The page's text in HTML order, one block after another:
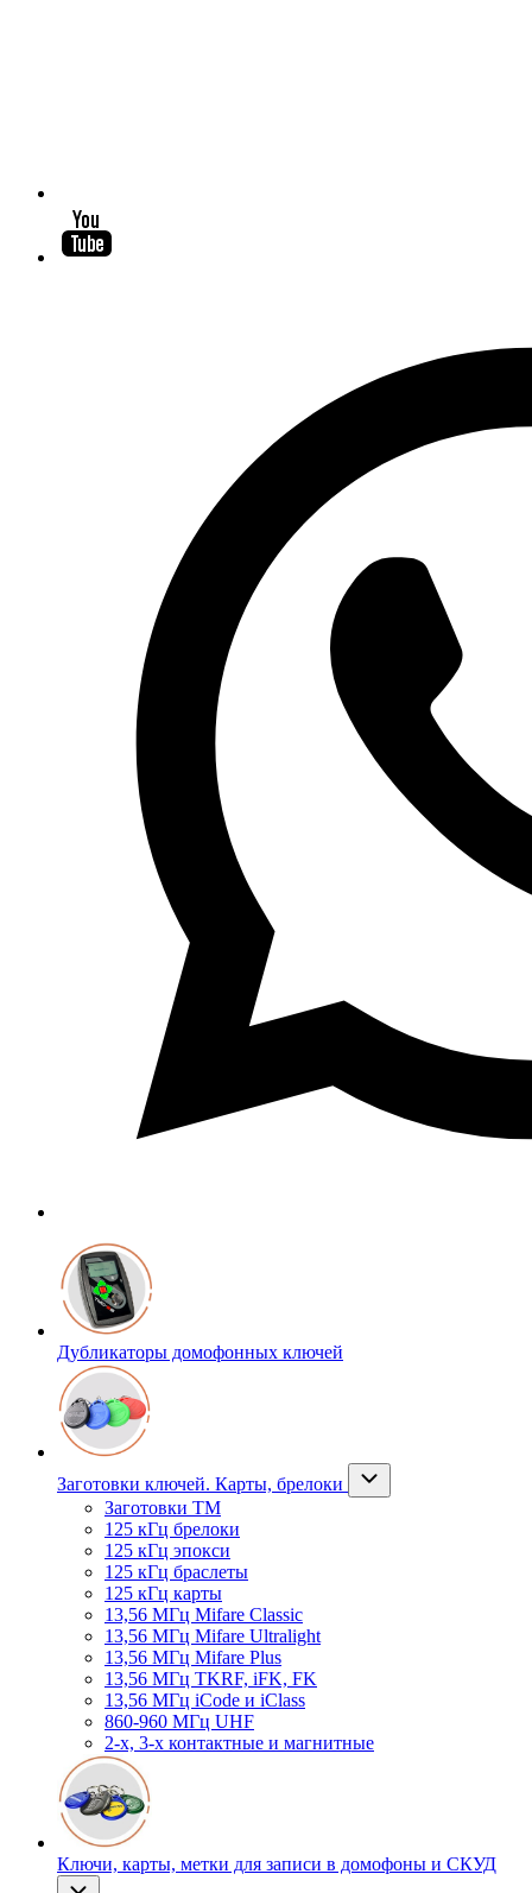
Дубликаторы домофонных ключей
Заготовки ключей. Карты, брелоки
Заготовки ТМ
125 кГц брелоки
125 кГц эпокси
125 кГц браслеты
125 кГц карты
13,56 МГц Mifare Classic
13,56 МГц Mifare Ultralight
13,56 МГц Mifare Plus
13,56 МГц TKRF, iFK, FK
13,56 МГц iCode и iClass
860-960 МГц UHF
2-х, 3-х контактные и магнитные
Ключи, карты, метки для записи в домофоны и СКУД